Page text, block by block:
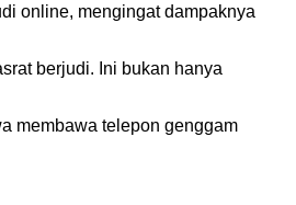
online, mengingat dampaknya
berjudi. Ini bukan hanya
membawa telepon genggam